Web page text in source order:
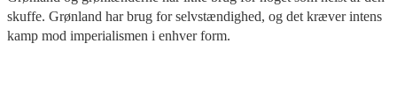
skuffe. Grønland har brug for selvstændighed, og det kræver intens
kamp mod imperialismen i enhver form.